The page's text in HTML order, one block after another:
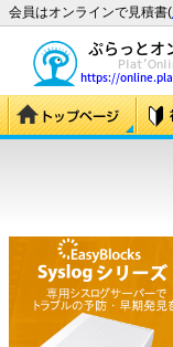
会員はオンラインで見積書(